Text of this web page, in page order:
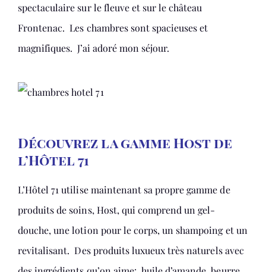
spectaculaire sur le fleuve et sur le château
Frontenac. Les chambres sont spacieuses et
magnifiques. J’ai adoré mon séjour.
Découvrez la gamme Host de
l’Hôtel 71
L’Hôtel 71 utilise maintenant sa propre gamme de
produits de soins, Host, qui comprend un gel-
douche, une lotion pour le corps, un shampoing et un
revitalisant. Des produits luxueux très naturels avec